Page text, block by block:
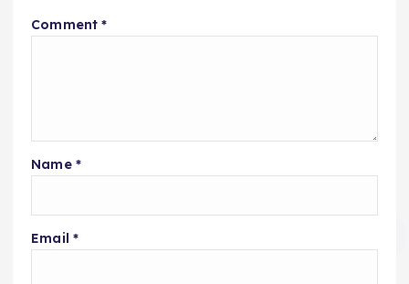
Comment*
Name *
Email *